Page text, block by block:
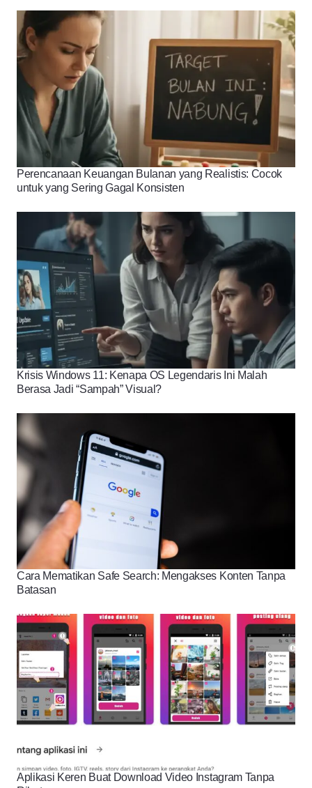
Perencanaan Keuangan Bulanan yang Realistis: Cocok
untuk yang Sering Gagal Konsisten
Krisis Windows 11: Kenapa OS Legendaris Ini Malah
Berasa Jadi “Sampah” Visual?
Cara Mematikan Safe Search: Mengakses Konten Tanpa
Batasan
Aplikasi Keren Buat Download Video Instagram Tanpa